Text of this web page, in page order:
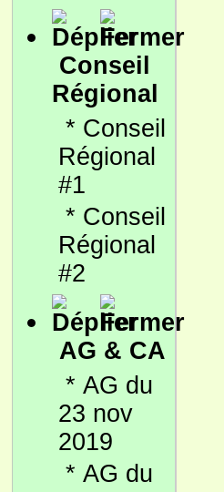
Conseil
Régional
* Conseil
Régional
#1
* Conseil
Régional
#2
AG & CA
* AG du
23 nov
2019
* AG du